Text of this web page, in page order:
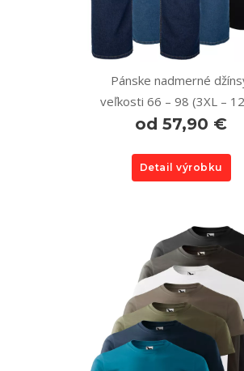
Pánske nadmerné
veľkosti 66 – 98 (3XL –
od 57,90 €
Detail výrobku